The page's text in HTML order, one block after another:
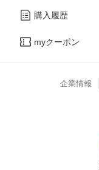
購入履歴
myクーポン
企業情報